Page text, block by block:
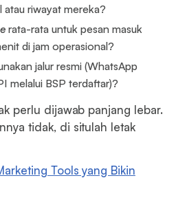
riwayat mereka?
rata-rata untuk pesan masuk
di jam operasional?
jalur resmi (WhatsApp
melalui BSP terdaftar)?
perlu dijawab panjang lebar.
tidak, di situlah letak
Tools yang Bikin